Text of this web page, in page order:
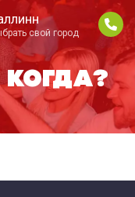
свой город
КОГДА?